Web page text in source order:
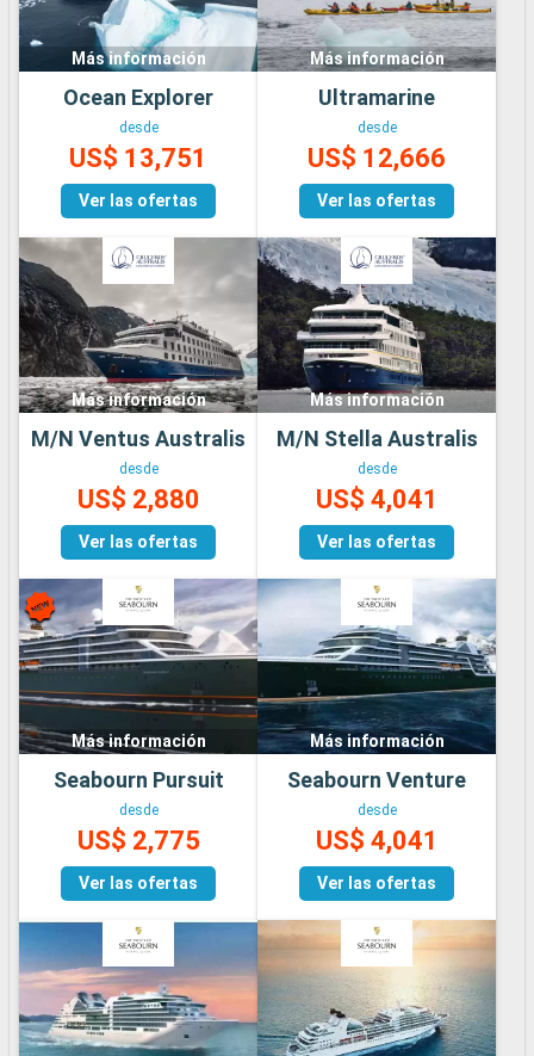
Más información
Ocean Explorer
desde
US$ 13,751
Ver las ofertas
Más información
Ultramarine
desde
US$ 12,666
Ver las ofertas
Más información
M/N Ventus Australis
desde
US$ 2,880
Ver las ofertas
Más información
M/N Stella Australis
desde
US$ 4,041
Ver las ofertas
Más información
Seabourn Pursuit
desde
US$ 2,775
Ver las ofertas
Más información
Seabourn Venture
desde
US$ 4,041
Ver las ofertas